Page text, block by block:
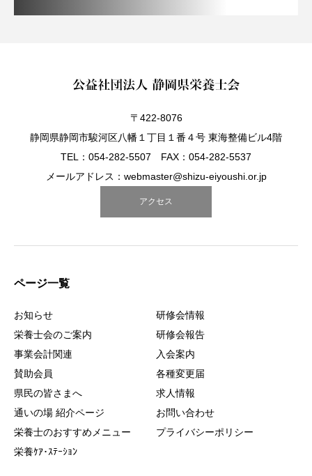
〒422-8076
静岡県静岡市駿河区八幡１丁目１番４号 東海整備ビル4階
TEL：054-282-5507 FAX：054-282-5537
メールアドレス：webmaster@shizu-eiyoushi.or.jp
アクセス
ページ一覧
お知らせ
栄養士会のご案内
事業会計関連
賛助会員
県民の皆さまへ
通いの場 紹介ページ
栄養士のおすすめメニュー
栄養ｹｱ･ｽﾃｰｼｮﾝ
研修会情報
研修会報告
入会案内
各種変更届
求人情報
お問い合わせ
プライバシーポリシー